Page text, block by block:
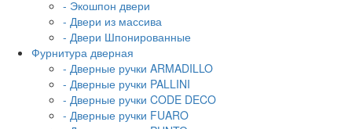
- Экошпон двери
- Двери из массива
- Двери Шпонированные
Фурнитура дверная
- Дверные ручки ARMADILLO
- Дверные ручки PALLINI
- Дверные ручки CODE DECO
- Дверные ручки FUARO